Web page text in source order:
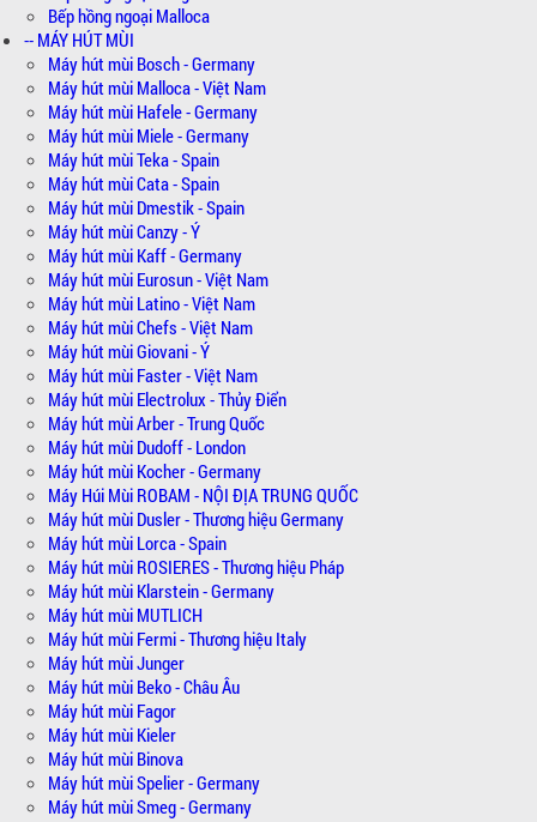
Bếp hồng ngoại Malloca
-- MÁY HÚT MÙI
Máy hút mùi Bosch - Germany
Máy hút mùi Malloca - Việt Nam
Máy hút mùi Hafele - Germany
Máy hút mùi Miele - Germany
Máy hút mùi Teka - Spain
Máy hút mùi Cata - Spain
Máy hút mùi Dmestik - Spain
Máy hút mùi Canzy - Ý
Máy hút mùi Kaff - Germany
Máy hút mùi Eurosun - Việt Nam
Máy hút mùi Latino - Việt Nam
Máy hút mùi Chefs - Việt Nam
Máy hút mùi Giovani - Ý
Máy hút mùi Faster - Việt Nam
Máy hút mùi Electrolux - Thủy Điển
Máy hút mùi Arber - Trung Quốc
Máy hút mùi Dudoff - London
Máy hút mùi Kocher - Germany
Máy Húi Mùi ROBAM - NỘI ĐỊA TRUNG QUỐC
Máy hút mùi Dusler - Thương hiệu Germany
Máy hút mùi Lorca - Spain
Máy hút mùi ROSIERES - Thương hiệu Pháp
Máy hút mùi Klarstein - Germany
Máy hút mùi MUTLICH
Máy hút mùi Fermi - Thương hiệu Italy
Máy hút mùi Junger
Máy hút mùi Beko - Châu Âu
Máy hút mùi Fagor
Máy hút mùi Kieler
Máy hút mùi Binova
Máy hút mùi Spelier - Germany
Máy hút mùi Smeg - Germany